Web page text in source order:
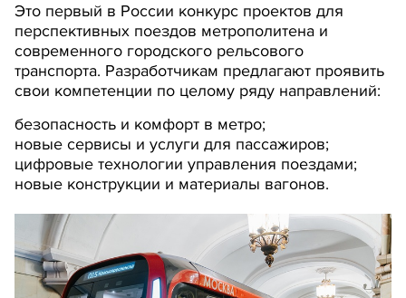
Это первый в России конкурс проектов для
перспективных поездов метрополитена и
современного городского рельсового
транспорта. Разработчикам предлагают проявить
свои компетенции по целому ряду направлений:
безопасность и комфорт в метро;
новые сервисы и услуги для пассажиров;
цифровые технологии управления поездами;
новые конструкции и материалы вагонов.